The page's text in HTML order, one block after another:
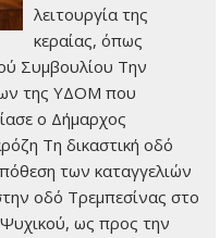
λειτουργία της
κεραίας, όπως
Συμβουλίου Την
της ΥΔΟΜ που
ο Δήμαρχος
Τη δικαστική οδό
των καταγγελιών
οδό Τρεμπεσίνας στο
ως προς την